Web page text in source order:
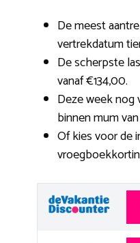
De meest
vertrekdatum
De scherpste
vanaf €134,00.
Deze week nog
binnen mum
Of kies voor de